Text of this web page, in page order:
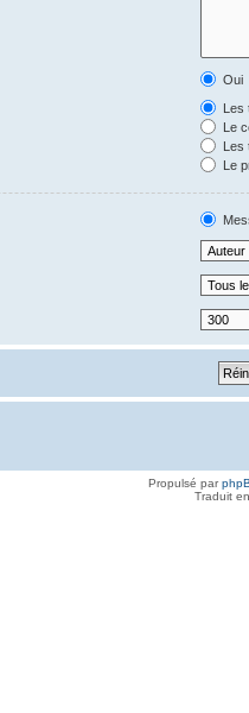
Oui
Les
Le
Les
Le
Propulsé par
Traduit